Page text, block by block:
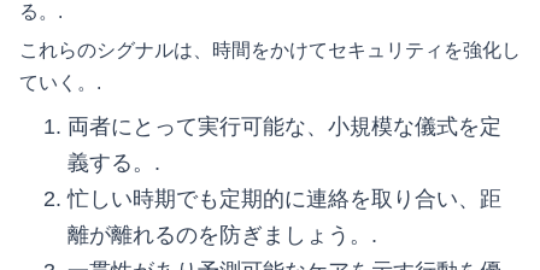
る。.
これらのシグナルは、時間をかけてセキュリティを強化し
ていく。.
両者にとって実行可能な、小規模な儀式を定
義する。.
忙しい時期でも定期的に連絡を取り合い、距
離が離れるのを防ぎましょう。.